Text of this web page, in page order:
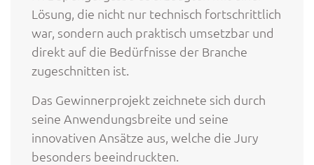
Lösung, die nicht nur technisch fortschrittlich
war, sondern auch praktisch umsetzbar und
direkt auf die Bedürfnisse der Branche
zugeschnitten ist.
Das Gewinnerprojekt zeichnete sich durch
seine Anwendungsbreite und seine
innovativen Ansätze aus, welche die Jury
besonders beeindruckten.